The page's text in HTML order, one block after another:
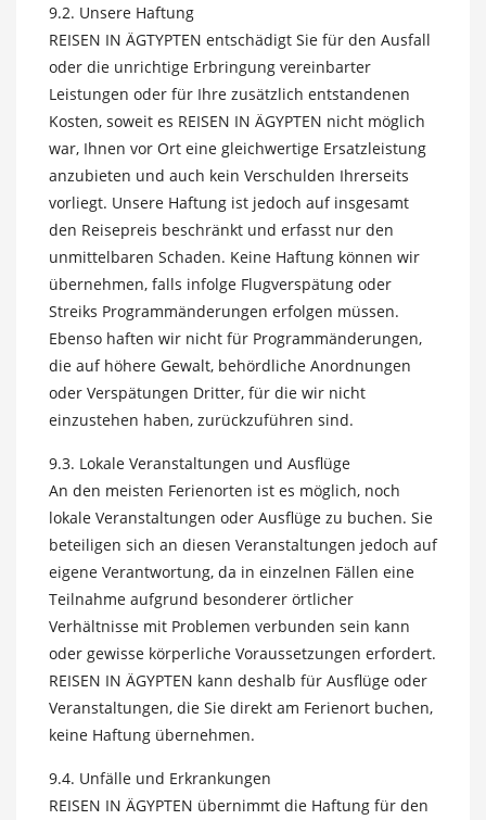
9.2. Unsere Haftung
REISEN IN ÄGTYPTEN entschädigt Sie für den Ausfall
oder die unrichtige Erbringung vereinbarter
Leistungen oder für Ihre zusätzlich entstandenen
Kosten, soweit es REISEN IN ÄGYPTEN nicht möglich
war, Ihnen vor Ort eine gleichwertige Ersatzleistung
anzubieten und auch kein Verschulden Ihrerseits
vorliegt. Unsere Haftung ist jedoch auf insgesamt
den Reisepreis beschränkt und erfasst nur den
unmittelbaren Schaden. Keine Haftung können wir
übernehmen, falls infolge Flugverspätung oder
Streiks Programmänderungen erfolgen müssen.
Ebenso haften wir nicht für Programmänderungen,
die auf höhere Gewalt, behördliche Anordnungen
oder Verspätungen Dritter, für die wir nicht
einzustehen haben, zurückzuführen sind.
9.3. Lokale Veranstaltungen und Ausflüge
An den meisten Ferienorten ist es möglich, noch
lokale Veranstaltungen oder Ausflüge zu buchen. Sie
beteiligen sich an diesen Veranstaltungen jedoch auf
eigene Verantwortung, da in einzelnen Fällen eine
Teilnahme aufgrund besonderer örtlicher
Verhältnisse mit Problemen verbunden sein kann
oder gewisse körperliche Voraussetzungen erfordert.
REISEN IN ÄGYPTEN kann deshalb für Ausflüge oder
Veranstaltungen, die Sie direkt am Ferienort buchen,
keine Haftung übernehmen.
9.4. Unfälle und Erkrankungen
REISEN IN ÄGYPTEN übernimmt die Haftung für den